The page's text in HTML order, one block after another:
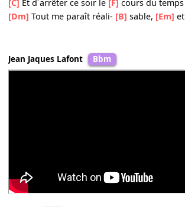
Et que j´ai[G] peur de l´éveil-[C]ler
De[Am]oute ma ten-[Dm] dresse
2.[Am]Demandez-moi de ré-
[G]Cette planète où un[C]dieu se
Jean Jaques Lafont Bbm